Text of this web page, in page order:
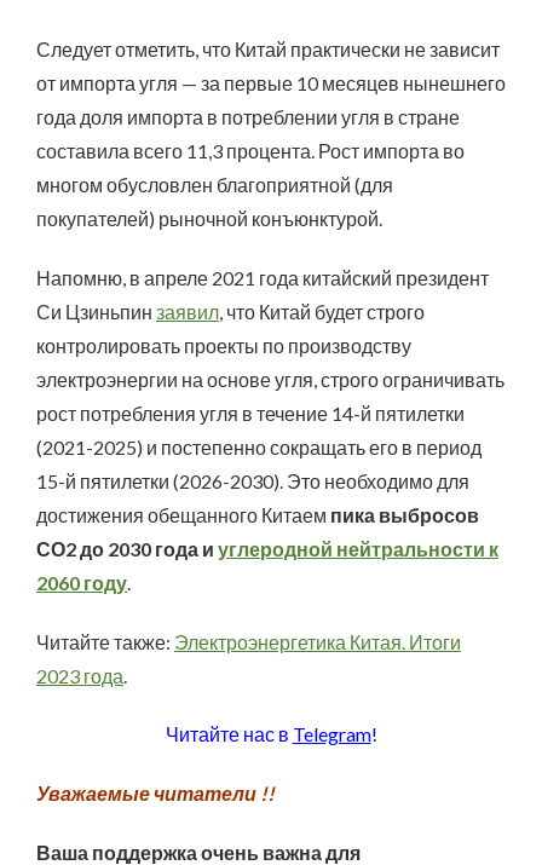
Следует отметить, что Китай практически не зависит
от импорта угля — за первые 10 месяцев нынешнего
года доля импорта в потреблении угля в стране
составила всего 11,3 процента. Рост импорта во
многом обусловлен благоприятной (для
покупателей) рыночной конъюнктурой.
Напомню, в апреле 2021 года китайский президент
Си Цзиньпин заявил , что Китай будет строго
контролировать проекты по производству
электроэнергии на основе угля, строго ограничивать
рост потребления угля в течение 14-й пятилетки
(2021-2025) и постепенно сокращать его в период
15-й пятилетки (2026-2030). Это необходимо для
достижения обещанного Китаем пика выбросов
СО2 до 2030 года и углеродной нейтральности к
2060 году
Читайте также: Электроэнергетика Китая. Итоги
2023 года
Читайте нас в Telegram!
Уважаемые читатели !!
Ваша поддержка очень важна для